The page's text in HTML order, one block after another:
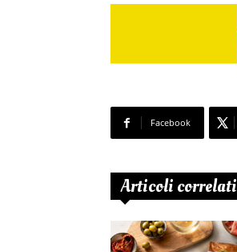
Facebook
Articoli correlati